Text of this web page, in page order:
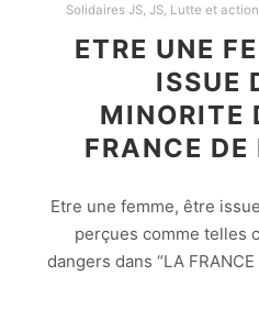
Solidaires JS JS Lutte et
ETRE UNE
ISSUE
MINORITE
FRANCE DE
Etre une femme, être
perçues comme telles
dangers dans “LA